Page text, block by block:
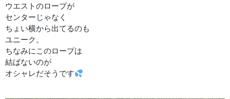
ウエストのロープが
センターじゃなく
ちょい横から出てるのも
ユニーク。
ちなみにこのロープは
結ばないのが
オシャレだそうです